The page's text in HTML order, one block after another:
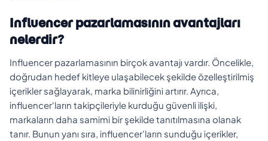
Influencer pazarlamasının avantajları
nelerdir?
Influencer pazarlamasının birçok avantajı vardır. Öncelikle,
doğrudan hedef kitleye ulaşabilecek şekilde özelleştirilmiş
içerikler sağlayarak, marka bilinirliğini artırır. Ayrıca,
influencer'ların takipçileriyle kurduğu güvenli ilişki,
markaların daha samimi bir şekilde tanıtılmasına olanak
tanır. Bunun yanı sıra, influencer'ların sunduğu içerikler,